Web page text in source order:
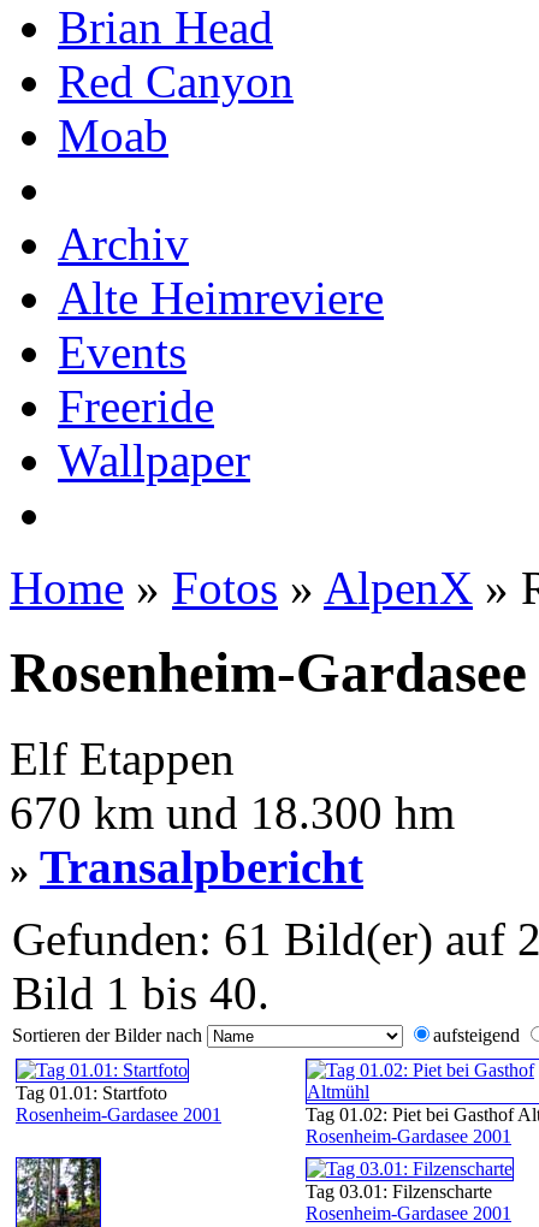
Brian Head
Red Canyon
Moab
Archiv
Alte Heimreviere
Events
Freeride
Wallpaper
Home » Fotos » AlpenX »
Rosenheim-
Elf Etappen
670 km und 18.300 hm
» Transalpbericht
Gefunden: 61 Bild(er) auf
Bild 1 bis 40.
Sortieren der Bilder nach aufsteigend
Tag 01.01: Startfoto
Rosenheim-Gardasee 2001
Tag 01.02: Piet bei Gasthof
Rosenheim-Gardasee 2001
Tag 03.01: Filzenscharte
Rosenheim-Gardasee 2001